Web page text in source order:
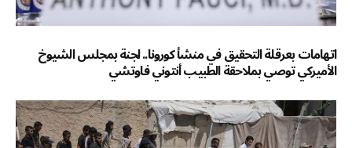
اتهامات بعرقلة التحقيق في منشأ كورونا.. لجنة بمجلس الشيوخ
الأميركي توصي بملاحقة الطبيب أنتوني فاوتشي